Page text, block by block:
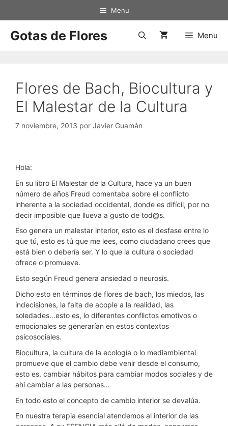
Menu
Gotas de Flores Menu
Flores de Bach, Biocultura y
El Malestar de la Cultura
7 noviembre, 2013 por Javier Guamán
Hola:
En su libro El Malestar de la Cultura, hace ya un buen
número de años Freud comentaba sobre el conflicto
inherente a la sociedad occidental, donde es difícil, por no
decir imposible que llueva a gusto de tod@s.
Eso genera un malestar interior, esto es el desfase entre lo
que tú, esto es tú que me lees, como ciudadano crees que
está bien o debería ser. Y lo que la cultura o sociedad
ofrece o promueve.
Esto según Freud genera ansiedad o neurosis.
Dicho esto en términos de flores de bach, los miedos, las
indecisiones, la falta de acople a la realidad, las
soledades…esto es, lo diferentes conflictos emotivos o
emocionales se generarían en estos contextos
psicosociales.
Biocultura, la cultura de la ecología o lo mediambiental
promueve que el cambio debe venir desde el consumo,
esto es, cambiar hábitos para cambiar modos sociales y de
ahí cambiar a las personas…
En todo esto el concepto de cambio interior se devalúa.
En nuestra terapia esencial atendemos al interior de las